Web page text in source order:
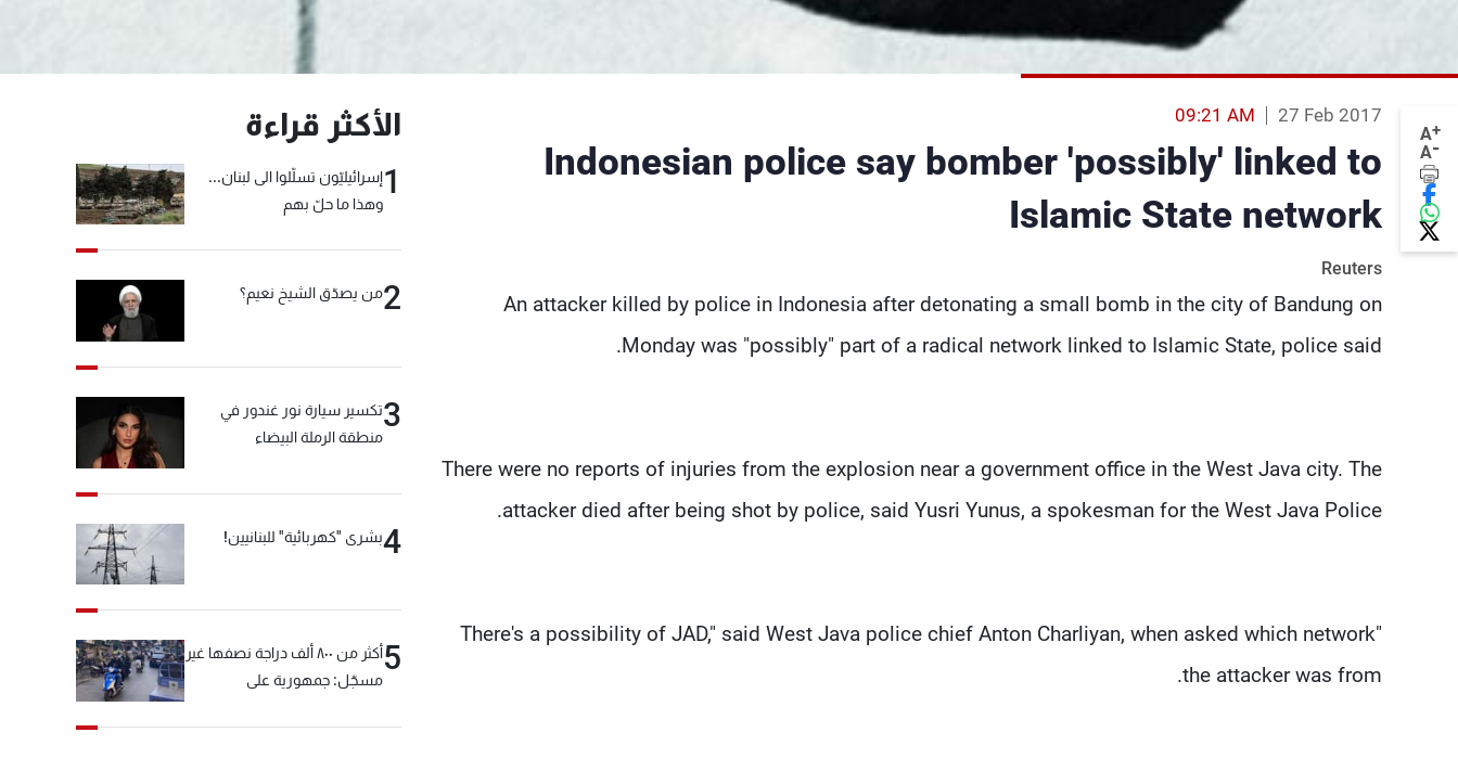
A+
A-
27 Feb 2017
09:21 AM
Indonesian police say bomber 'possibly' linked to
Islamic State network
Reuters
An attacker killed by police in Indonesia after detonating a small bomb in the city of Bandung on
Monday was "possibly" part of a radical network linked to Islamic State, police said.
There were no reports of injuries from the explosion near a government office in the West Java city. The
attacker died after being shot by police, said Yusri Yunus, a spokesman for the West Java Police.
"There's a possibility of JAD," said West Java police chief Anton Charliyan, when asked which network
the attacker was from.
الأكثر قراءة
1إسرائيليّون تسلّلوا الى لبنان...
وهذا ما حلّ بهم
2من يصدّق الشيخ نعيم؟
3تكسير سيارة نور غندور في
منطقة الرملة البيضاء
4بشرى "كهربائية" للبنانيين!
5
أكثر من ٨٠٠ ألف دراجة نصفها غير
مسجّل: جمهورية على